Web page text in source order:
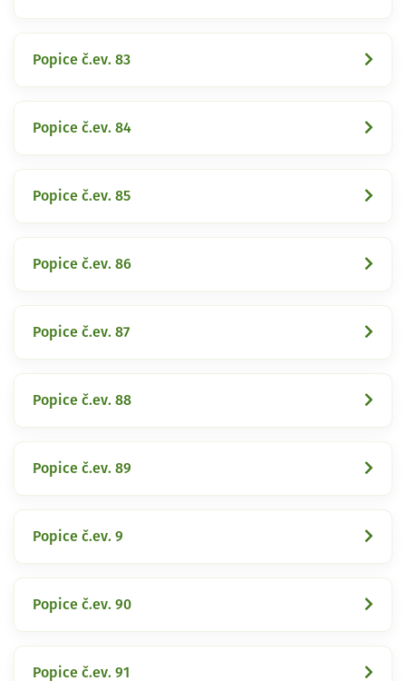
Popice č.ev. 83
Popice č.ev. 84
Popice č.ev. 85
Popice č.ev. 86
Popice č.ev. 87
Popice č.ev. 88
Popice č.ev. 89
Popice č.ev. 9
Popice č.ev. 90
Popice č.ev. 91